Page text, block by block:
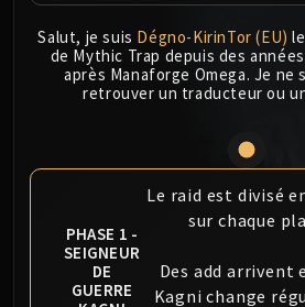
Nexus-King
Dimensius, the All-
Feng the
Gara'jal the
The Spirit Kings
Will of the
Salut, je suis Dégno-KirinTor (EU)
de Mythic Trap depuis des
après Manaforge Omega. Je ne
retrouver un traducteur ou
PHASE 1 -
SEIGNEUR
DE
GUERRE
Le raid est divisé
sur chaque
Des add arrivent
Kagni change